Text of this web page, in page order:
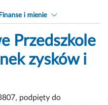
Finanse i mienie
Przedszkole
zysków i
podpięty do